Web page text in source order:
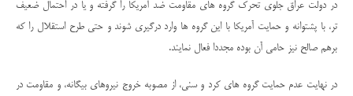
در دولت عراق جلوی تحرک گروه های مقاومت ضد آمریکا را گرفته و یا در احتمال ضعیف
تر، با پشتوانه و حمایت آمریکا با این گروه ها وارد درگیری شوند و حتی طرح استقلال را که
برهم صالح نیز حامی آن بوده مجددا فعال نمایند.
در نهایت عدم حمایت گروه های کرد و سنی، از مصوبه خروج نیروهای بیگانه، و مقاومت در